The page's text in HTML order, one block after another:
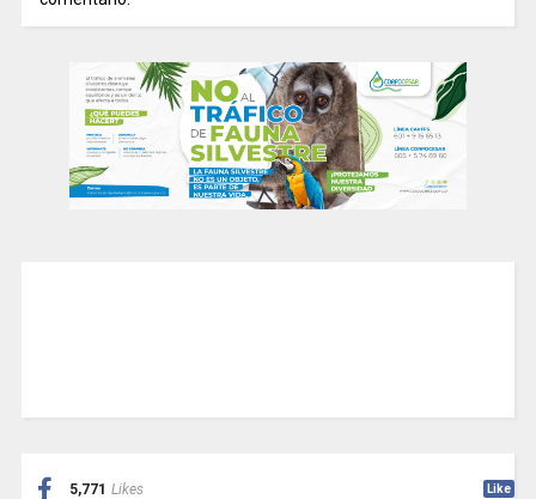
5,771 Likes Like